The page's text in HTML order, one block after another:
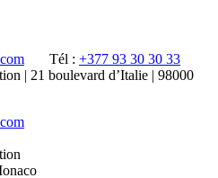
Tél : +377 93 30 30 33
| 21 boulevard d’Italie | 98000